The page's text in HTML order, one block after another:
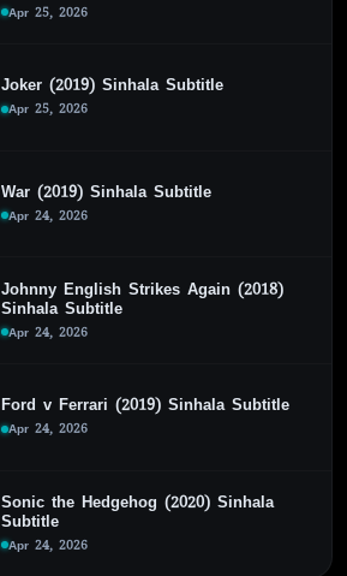
Apr 25, 2026
Joker (2019) Sinhala Subtitle
Apr 25, 2026
War (2019) Sinhala Subtitle
Apr 24, 2026
Johnny English Strikes Again (2018)
Sinhala Subtitle
Apr 24, 2026
Ford v Ferrari (2019) Sinhala Subtitle
Apr 24, 2026
Sonic the Hedgehog (2020) Sinhala
Subtitle
Apr 24, 2026